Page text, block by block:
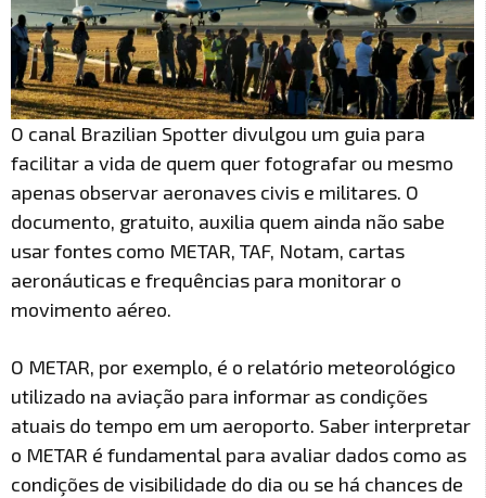
O canal Brazilian Spotter divulgou um guia para
facilitar a vida de quem quer fotografar ou mesmo
apenas observar aeronaves civis e militares. O
documento, gratuito, auxilia quem ainda não sabe
usar fontes como METAR, TAF, Notam, cartas
aeronáuticas e frequências para monitorar o
movimento aéreo.
O METAR, por exemplo, é o relatório meteorológico
utilizado na aviação para informar as condições
atuais do tempo em um aeroporto. Saber interpretar
o METAR é fundamental para avaliar dados como as
condições de visibilidade do dia ou se há chances de